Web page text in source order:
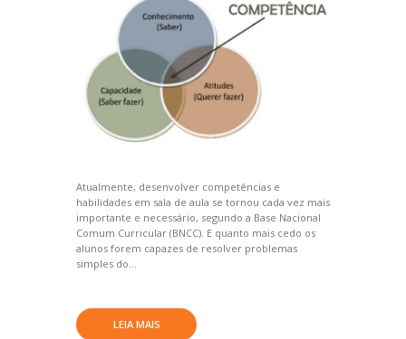
Atualmente, desenvolver competências e
habilidades em sala de aula se tornou cada vez mais
importante e necessário, segundo a Base Nacional
Comum Curricular (BNCC). E quanto mais cedo os
alunos forem capazes de resolver problemas
simples do...
LEIA MAIS